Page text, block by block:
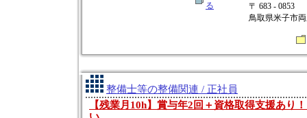
る
〒 683 - 0853
鳥取県米子市
整備士等の整備関連 / 正社員
【残業月10h】賞与年2回＋資格取得支援あり